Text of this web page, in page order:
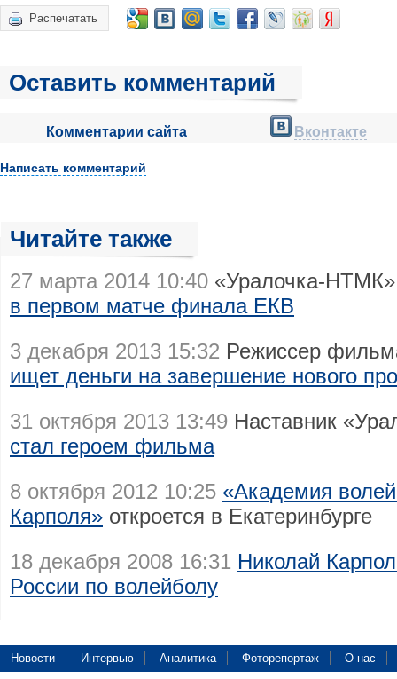
Распечатать
Оставить комментарий
Комментарии сайта Вконтакте
Написать комментарий
Читайте также
27 марта 2014 10:40 «Уралочка-НТМК»
в первом матче финала ЕКВ
3 декабря 2013 15:32 Режиссер
ищет деньги на завершение нового
31 октября 2013 13:49 Наставник
стал героем фильма
8 октября 2012 10:25 «Академия
Карполя» откроется в Екатеринбурге
18 декабря 2008 16:31 Николай
России по волейболу
Новости Интервью Аналитика Фоторепортаж О нас